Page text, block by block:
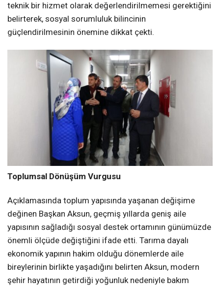
teknik bir hizmet olarak değerlendirilmemesi gerektiğini
belirterek, sosyal sorumluluk bilincinin
güçlendirilmesinin önemine dikkat çekti.
Toplumsal Dönüşüm Vurgusu
Açıklamasında toplum yapısında yaşanan değişime
değinen Başkan Aksun, geçmiş yıllarda geniş aile
yapısının sağladığı sosyal destek ortamının günümüzde
önemli ölçüde değiştiğini ifade etti. Tarıma dayalı
ekonomik yapının hakim olduğu dönemlerde aile
bireylerinin birlikte yaşadığını belirten Aksun, modern
şehir hayatının getirdiği yoğunluk nedeniyle bakım